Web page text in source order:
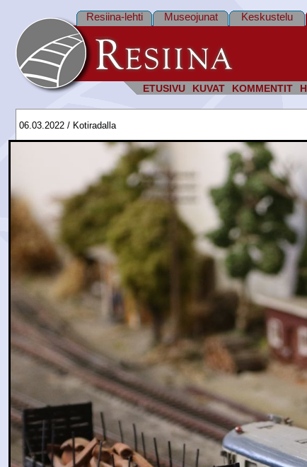
ETUSIVU KUVAT KOMMENTIT
Resiina-lehti Museojunat Keskustelu
06.03.2022 / Kotiradalla